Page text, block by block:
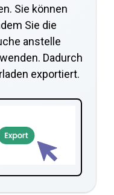
Sie können
Sie die
anstelle
Dadurch
exportiert.